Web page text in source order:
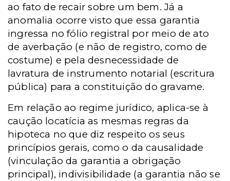
ao fato de recair sobre um bem. Já a
anomalia ocorre visto que essa garantia
ingressa no fólio registral por meio de ato
de averbação (e não de registro, como de
costume) e pela desnecessidade de
lavratura de instrumento notarial (escritura
pública) para a constituição do gravame.
Em relação ao regime jurídico, aplica-se à
caução locatícia as mesmas regras da
hipoteca no que diz respeito os seus
princípios gerais, como o da causalidade
(vinculação da garantia a obrigação
principal), indivisibilidade (a garantia não se